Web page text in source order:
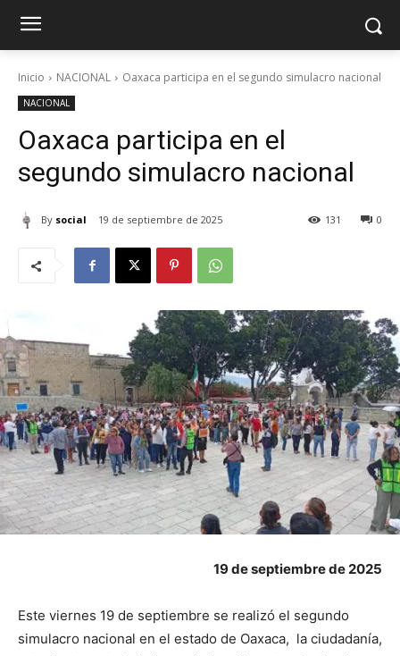
Inicio NACIONAL Oaxaca participa en el segundo simulacro nacional
NACIONAL
Oaxaca participa en el
segundo simulacro nacional
By social 19 de septiembre de 2025 0
131
19 de septiembre de 2025
Este viernes 19 de septiembre se realizó el segundo
simulacro nacional en el estado de Oaxaca, la ciudadanía,